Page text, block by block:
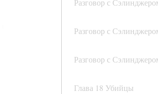
Разговор с
Разговор с
Разговор с
Глава 18 Убийцы